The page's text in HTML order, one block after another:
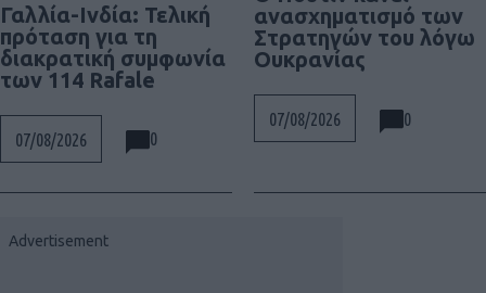
Γαλλία-Ινδία: Τελική
πρόταση για τη
διακρατική συμφωνία
των 114 Rafale
07/08/2026 0
ανασχηματισμό των
Στρατηγών του λόγω
Ουκρανίας
07/08/2026 0